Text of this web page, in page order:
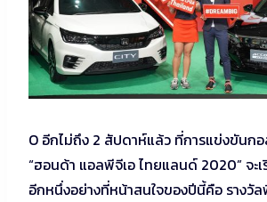
O อีกไม่ถึง 2 สัปดาห์แล้ว ที่การแข่งขันก
“ฮอนด้า แอลพีจีเอ ไทยแลนด์ 2020” จะ
อีกหนึ่งอย่างที่หน้าสนใจของปีนี้คือ รางวัล